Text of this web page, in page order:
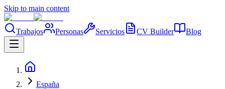
Skip to main content
Trabajos Personas Servicios CV Builder Blog
España